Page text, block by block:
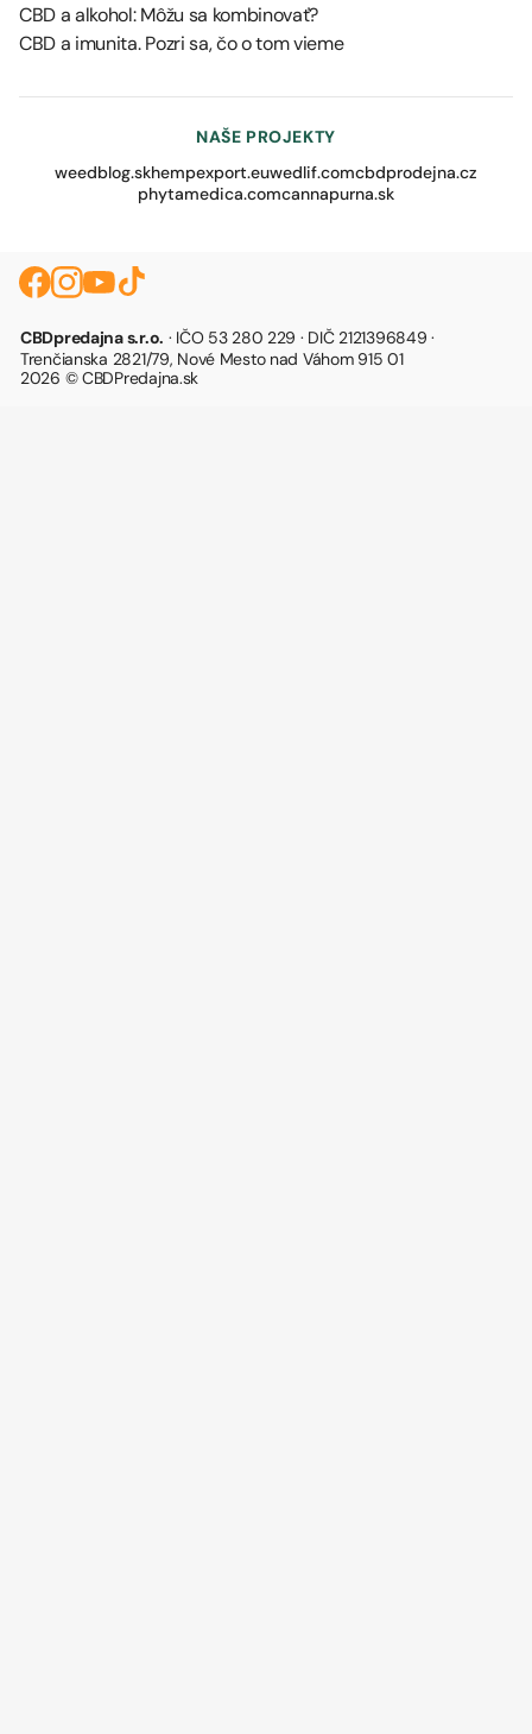
CBD a alkohol: Môžu sa kombinovať?
CBD a imunita. Pozri sa, čo o tom vieme
NAŠE PROJEKTY
weedblog.skhempexport.euwedlif.comcbdprodejna.cz
phytamedica.comcannapurna.sk
CBDpredajna s.r.o. · IČO 53 280 229 · DIČ 2121396849 ·
Trenčianska 2821/79, Nové Mesto nad Váhom 915 01
2026 © CBDPredajna.sk